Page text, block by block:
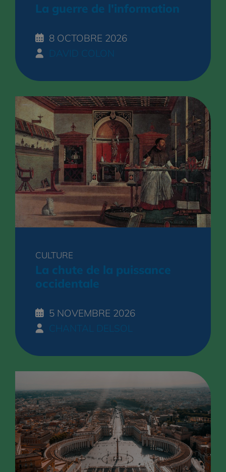
La guerre de l'information
8 OCTOBRE 2026
DAVID COLON
CULTURE
La chute de la puissance
occidentale
5 NOVEMBRE 2026
CHANTAL DELSOL